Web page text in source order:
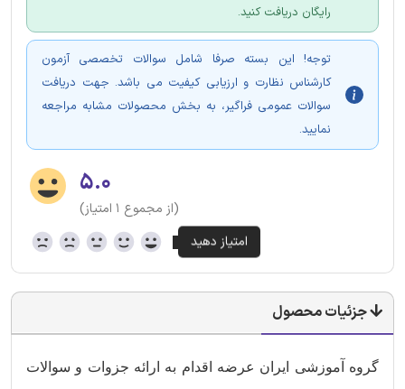
رایگان دریافت کنید.
توجه! این بسته صرفا شامل سوالات تخصصی آزمون
کارشناس نظارت و ارزیابی کیفیت می باشد. جهت دریافت
سوالات عمومی فراگیر، به بخش محصولات مشابه مراجعه
نمایید.
۵.۰
(از مجموع ۱ امتیاز)
جزئیات محصول
گروه آموزشی ایران عرضه اقدام به ارائه جزوات و سوالات